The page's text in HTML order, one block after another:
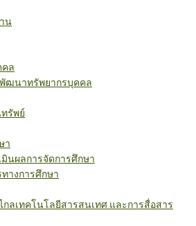
น
คล
ฒนาทรัพยากรบุคคล
รัพย์
า
นผลการจัดการศึกษา
างการศึกษา
กลเทคโนโลยีสารสนเทศ และการสื่อสาร